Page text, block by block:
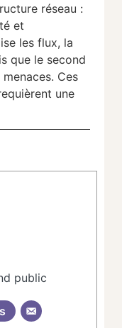
réseau :
et
les flux, la
que le second
Ces
une
public